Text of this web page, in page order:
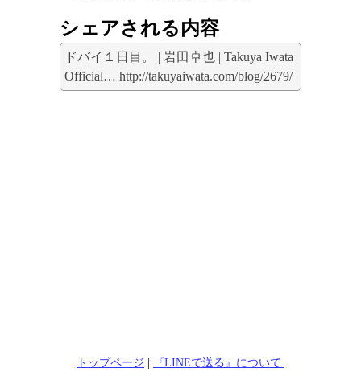
シェアされる内容
ドバイ１日目。 | 岩田卓也 | Takuya Iwata
Official… http://takuyaiwata.com/blog/2679/
トップページ | 『LINEで送る』について